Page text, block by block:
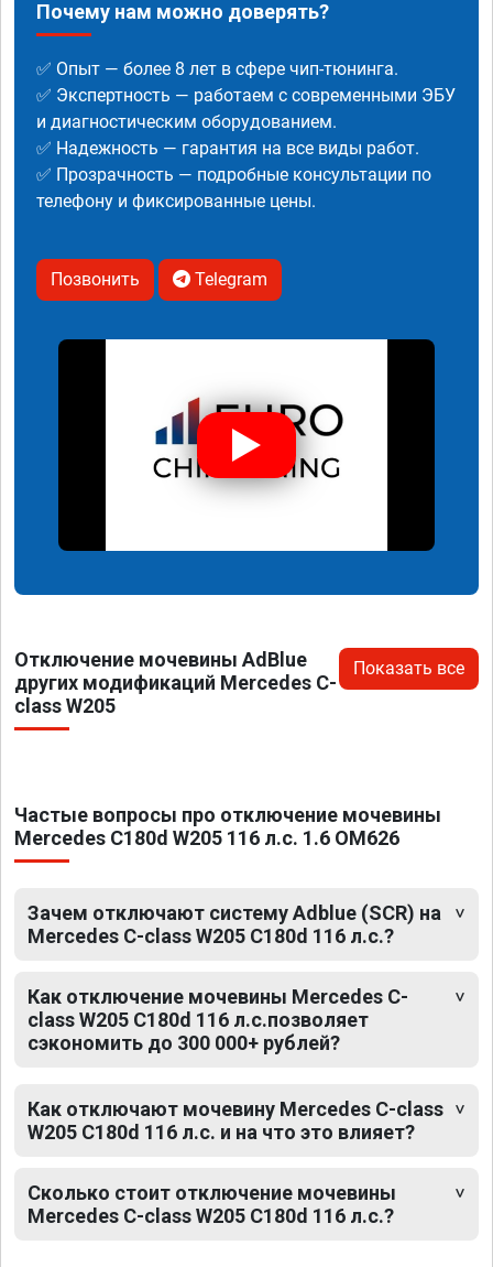
Почему нам можно доверять?
✅ Опыт — более 8 лет в сфере чип-тюнинга.
✅ Экспертность — работаем с современными ЭБУ
и диагностическим оборудованием.
✅ Надежность — гарантия на все виды работ.
✅ Прозрачность — подробные консультации по
телефону и фиксированные цены.
Позвонить Telegram
Отключение мочевины AdBlue
других модификаций Mercedes C-
class W205
Показать все
Частые вопросы про отключение мочевины
Mercedes C180d W205 116 л.с. 1.6 OM626
Зачем отключают систему Adblue (SCR) на
Mercedes C-class W205 C180d 116 л.с.?
Как отключение мочевины Mercedes C-
class W205 C180d 116 л.с.позволяет
сэкономить до 300 000+ рублей?
Как отключают мочевину Mercedes C-class
W205 C180d 116 л.с. и на что это влияет?
Сколько стоит отключение мочевины
Mercedes C-class W205 C180d 116 л.с.?